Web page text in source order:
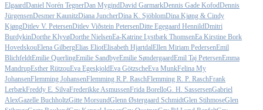
ElgaardDaniel Norén TegnerDan MygindDavid GarmarkDennis Gade KofodDennis
JürgensenDesmer KaunitzDiana JuncherDina K. SjöblomDina Kjøng & Cindy
KjøngDitlev V. PetersenDitlev Viðstein PetersenDitte Egegaard HennildDmitri
BurdykinDorthe KlyvøDorthe NielsenEa-Katrine Lystbæk ThomsenEa Kirstine Bork
HovedskouElena GilbergElias EliotElisabeth HjartdalEllen Miriam PedersenEmil
BlichfeldtEmilie QuerlingEmilie SandbyeEmilie SøndergaardEmil Taj PetersenEmma
MandrupEsther RützouEva EgeskjoldEva GötzscheEva MunkFelina My
JohansenFlemming JohansenFlemming R.P. RaschFlemming R. P. RaschFrank
LerbækFreddy E. SilvaFrederikke AsmussenFrida BorelloG. H. SassersenGabriel
AlexGazelle BuchholtzGitte MorsundGlenn Østergaard SchmidtGlen StihmoseGlen